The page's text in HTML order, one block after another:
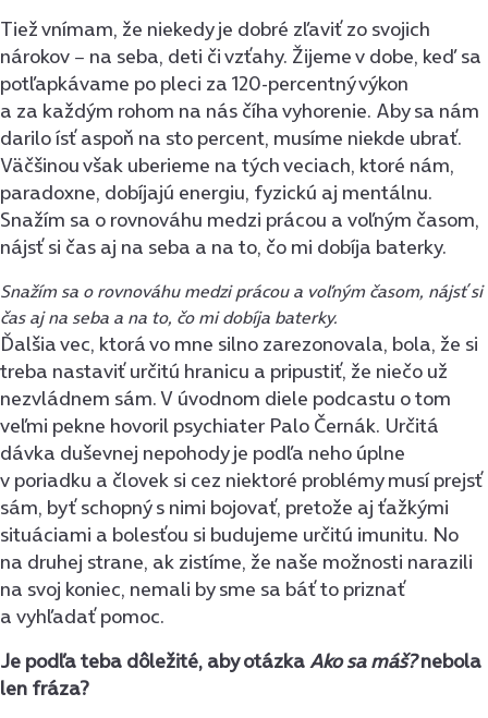
Tiež vnímam, že niekedy je dobré zľaviť zo svojich
nárokov − na seba, deti či vzťahy. Žijeme v dobe, keď sa
potľapkávame po pleci za 120-percentný výkon
a za každým rohom na nás číha vyhorenie. Aby sa nám
darilo ísť aspoň na sto percent, musíme niekde ubrať.
Väčšinou však uberieme na tých veciach, ktoré nám,
paradoxne, dobíjajú energiu, fyzickú aj mentálnu.
Snažím sa o rovnováhu medzi prácou a voľným časom,
nájsť si čas aj na seba a na to, čo mi dobíja baterky.
Snažím sa o rovnováhu medzi prácou a voľným časom, nájsť si
čas aj na seba a na to, čo mi dobíja baterky.
Ďalšia vec, ktorá vo mne silno zarezonovala, bola, že si
treba nastaviť určitú hranicu a pripustiť, že niečo už
nezvládnem sám. V úvodnom diele podcastu o tom
veľmi pekne hovoril psychiater Palo Černák. Určitá
dávka duševnej nepohody je podľa neho úplne
v poriadku a človek si cez niektoré problémy musí prejsť
sám, byť schopný s nimi bojovať, pretože aj ťažkými
situáciami a bolesťou si budujeme určitú imunitu. No
na druhej strane, ak zistíme, že naše možnosti narazili
na svoj koniec, nemali by sme sa báť to priznať
a vyhľadať pomoc.
Je podľa teba dôležité, aby otázkaAko sa máš?nebola
len fráza?